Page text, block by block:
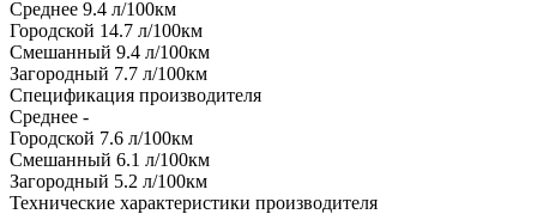
Среднее 9.4 л/100км
Городской 14.7 л/100км
Смешанный 9.4 л/100км
Загородный 7.7 л/100км
Спецификация производителя
Среднее -
Городской 7.6 л/100км
Смешанный 6.1 л/100км
Загородный 5.2 л/100км
Технические характеристики производителя